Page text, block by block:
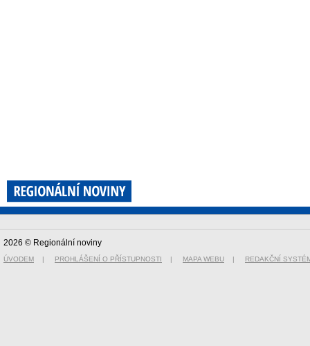
2026 © Regionální noviny
ÚVODEM | PROHLÁŠENÍ O PŘÍSTUPNOSTI | MAPA WEBU | REDAKČNÍ